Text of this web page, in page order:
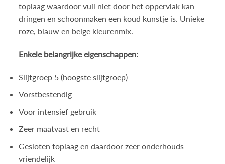
toplaag waardoor vuil niet door het oppervlak kan
dringen en schoonmaken een koud kunstje is. Unieke
roze, blauw en beige kleurenmix.
Enkele belangrijke eigenschappen:
Slijtgroep 5 (hoogste slijtgroep)
Vorstbestendig
Voor intensief gebruik
Zeer maatvast en recht
Gesloten toplaag en daardoor zeer onderhouds
vriendelijk